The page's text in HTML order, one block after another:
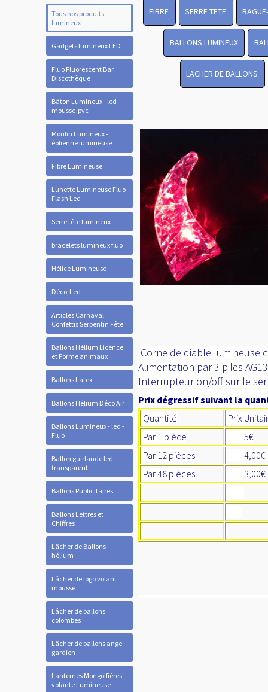
Tous nos produits
lumineux
Gadgets lumineux LED
Fluo Fluorescent Bar
Discothèque
Bâton Lumineux - led -
mousse-pvc
Moulin Lumineux -
éolienne lumineuse
Fibre Lumineuse
Lunette Lumineuse Fluo
Flash Led
Serre tête lumineux
bracelets lumineux fluo
Hélice Lumineuse
Déco-Led
Articles Carnaval
Confettis Serpentin Fête
Ballons Hélium Licence
et Forme animaux
Ballons Latex
Ballons Hélium Déco Air
Ballons Lumineux - led -
Fluo
Ballon guirlande led
transparent
Ballons Publicitaires
Ballons Lettres et
Chiffres
Lâcher de Ballons
hélium
Lâcher de logo volant
mousse
Lâcher de ballons
colombes
Lâcher de ballons ange
gardien
Lanternes Mongolfières
volante Lumineuse
FIBRE SERRE TETE
BALLONS LUMINEUX
LACHER DE BALLONS
Corne de diable lumineuse
Alimentation par 3 piles
Interrupteur on/off sur le
Prix dégressif suivant la
Quantité
Prix
Par 1 pièce
5€
Par 12 pièces
Par 48 pièces
3,00€